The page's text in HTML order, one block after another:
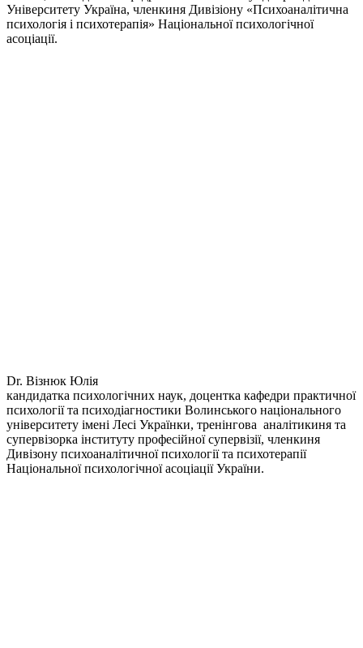
Університету Україна, членкиня Дивізіону «Психоаналітична
психологія і психотерапія» Національної психологічної
асоціації.
Dr. Візнюк Юлія
кандидатка психологічних наук, доцентка кафедри практичної
психології та психодіагностики Волинського національного
університету імені Лесі Українки, тренінгова аналітикиня та
супервізорка інституту професійної супервізії, членкиня
Дивізону психоаналітичної психології та психотерапії
Національної психологічної асоціації України.